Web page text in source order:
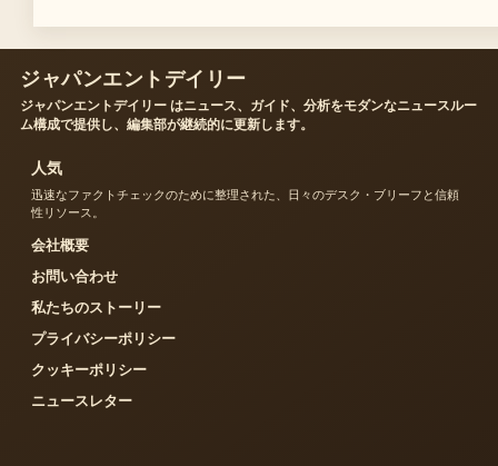
ジャパンエントデイリー
ジャパンエントデイリー はニュース、ガイド、分析をモダンなニュースルー
ム構成で提供し、編集部が継続的に更新します。
人気
迅速なファクトチェックのために整理された、日々のデスク・ブリーフと信頼
性リソース。
会社概要
お問い合わせ
私たちのストーリー
プライバシーポリシー
クッキーポリシー
ニュースレター